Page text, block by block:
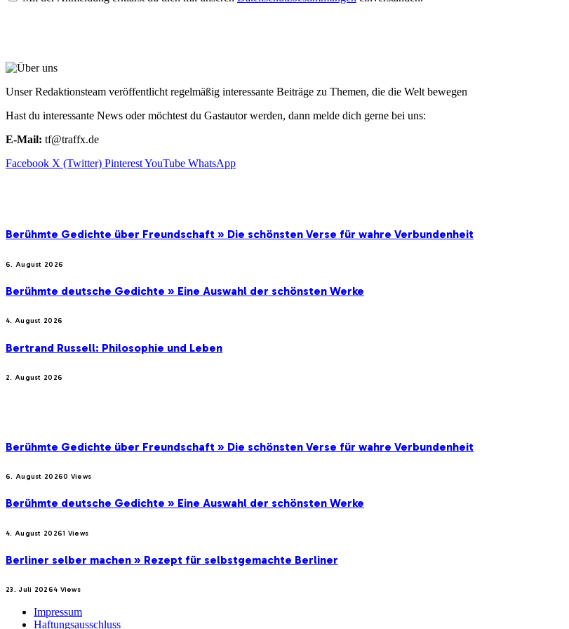
Unser Redaktionsteam veröffentlicht regelmäßig interessante Beiträge zu Themen, die die Welt bewegen
Hast du interessante News oder möchtest du Gastautor werden, dann melde dich gerne bei uns:
E-Mail: tf@traffx.de
Facebook X (Twitter) PinterestYouTube WhatsApp
Berühmte Gedichte über Freundschaft » Die schönsten Verse für wahre Verbundenheit
6. August 2026
Berühmte deutsche Gedichte » Eine Auswahl der schönsten Werke
4. August 2026
Bertrand Russell: Philosophie und Leben
2. August 2026
Berühmte Gedichte über Freundschaft » Die schönsten Verse für wahre Verbundenheit
6. August 20260 Views
Berühmte deutsche Gedichte » Eine Auswahl der schönsten Werke
4. August 20261 Views
Berliner selber machen » Rezept für selbstgemachte Berliner
23. Juli 20264 Views
Impressum
Haftungsausschluss